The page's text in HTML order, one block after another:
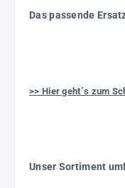
Das passende
>> Hier geht´s zum
Unser Sortiment